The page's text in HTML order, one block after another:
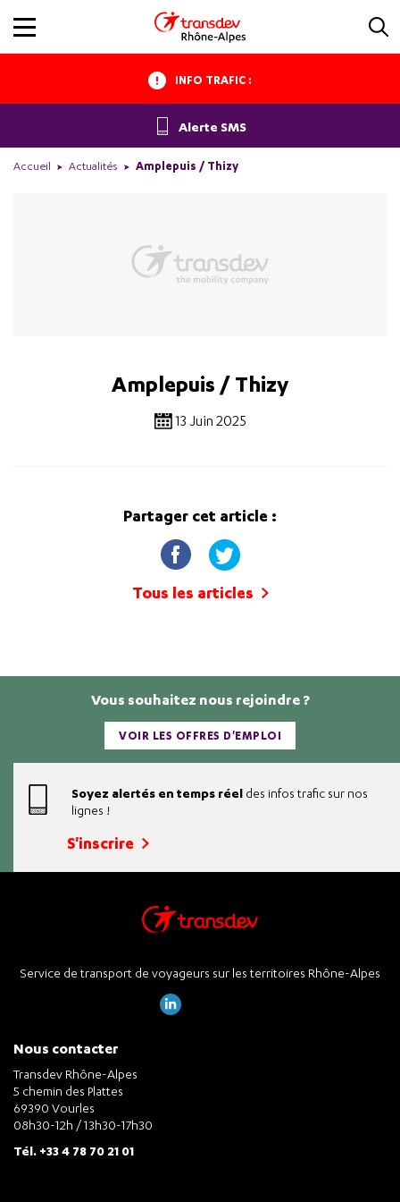
INFO TRAFIC :
Alerte SMS
Accueil Actualités Amplepuis / Thizy
Amplepuis / Thizy
13 Juin 2025
Partager cet article :
Tous les articles
Vous souhaitez nous rejoindre ?
VOIR LES OFFRES D'EMPLOI
Soyez alertés en temps réel des infos trafic sur nos
lignes !
S'inscrire
Service de transport de voyageurs sur les territoires Rhône-Alpes
Nous contacter
Transdev Rhône-Alpes
5 chemin des Plattes
69390 Vourles
08h30-12h / 13h30-17h30
Tél. +33 4 78 70 21 01